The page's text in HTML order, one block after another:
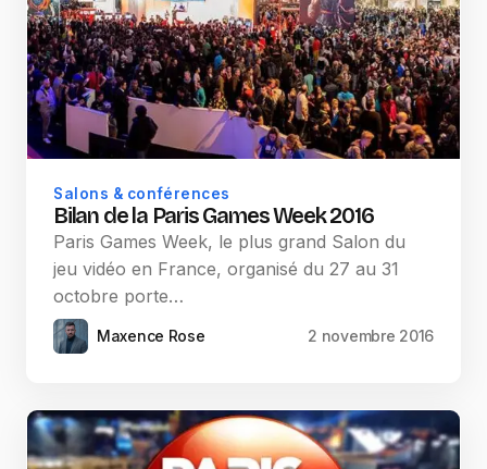
Salons & conférences
Bilan de la Paris Games Week 2016
Paris Games Week, le plus grand Salon du
jeu vidéo en France, organisé du 27 au 31
octobre porte…
Maxence Rose 2 novembre 2016